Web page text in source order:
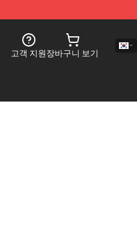
고객 지원장바구니 보기